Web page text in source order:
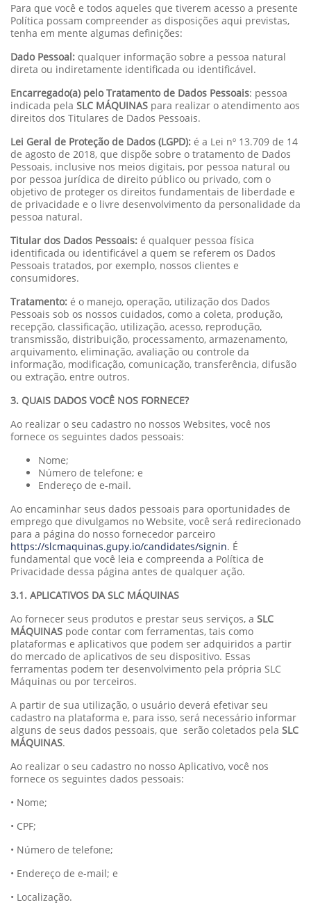
Para que você e todos aqueles que tiverem acesso a presente
Política possam compreender as disposições aqui previstas,
tenha em mente algumas definições:
Dado Pessoal: qualquer informação sobre a pessoa natural
direta ou indiretamente identificada ou identificável.
Encarregado(a) pelo Tratamento de Dados Pessoais: pessoa
indicada pela SLC MÁQUINAS para realizar o atendimento aos
direitos dos Titulares de Dados Pessoais.
Lei Geral de Proteção de Dados (LGPD): é a Lei nº 13.709 de 14
de agosto de 2018, que dispõe sobre o tratamento de Dados
Pessoais, inclusive nos meios digitais, por pessoa natural ou
por pessoa jurídica de direito público ou privado, com o
objetivo de proteger os direitos fundamentais de liberdade e
de privacidade e o livre desenvolvimento da personalidade da
pessoa natural.
Titular dos Dados Pessoais: é qualquer pessoa física
identificada ou identificável a quem se referem os Dados
Pessoais tratados, por exemplo, nossos clientes e
consumidores.
Tratamento: é o manejo, operação, utilização dos Dados
Pessoais sob os nossos cuidados, como a coleta, produção,
recepção, classificação, utilização, acesso, reprodução,
transmissão, distribuição, processamento, armazenamento,
arquivamento, eliminação, avaliação ou controle da
informação, modificação, comunicação, transferência, difusão
ou extração, entre outros.
3. QUAIS DADOS VOCÊ NOS FORNECE?
Ao realizar o seu cadastro no nossos Websites, você nos
fornece os seguintes dados pessoais:
Nome;
Número de telefone; e
Endereço de e-mail.
Ao encaminhar seus dados pessoais para oportunidades de
emprego que divulgamos no Website, você será redirecionado
para a página do nosso fornecedor parceiro
https://slcmaquinas.gupy.io/candidates/signin. É
fundamental que você leia e compreenda a Política de
Privacidade dessa página antes de qualquer ação.
3.1. APLICATIVOS DA SLC MÁQUINAS
Ao fornecer seus produtos e prestar seus serviços, a SLC
MÁQUINAS pode contar com ferramentas, tais como
plataformas e aplicativos que podem ser adquiridos a partir
do mercado de aplicativos de seu dispositivo. Essas
ferramentas podem ter desenvolvimento pela própria SLC
Máquinas ou por terceiros.
A partir de sua utilização, o usuário deverá efetivar seu
cadastro na plataforma e, para isso, será necessário informar
alguns de seus dados pessoais, que serão coletados pela SLC
MÁQUINAS.
Ao realizar o seu cadastro no nosso Aplicativo, você nos
fornece os seguintes dados pessoais:
• Nome;
• CPF;
• Número de telefone;
• Endereço de e-mail; e
• Localização.